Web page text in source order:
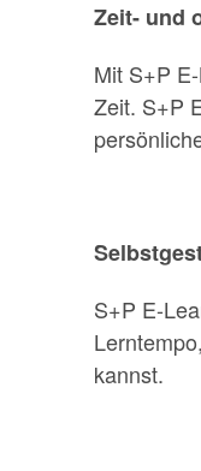
Zeit- und
Mit S+P
Zeit. S+P
S+P E-
kannst.